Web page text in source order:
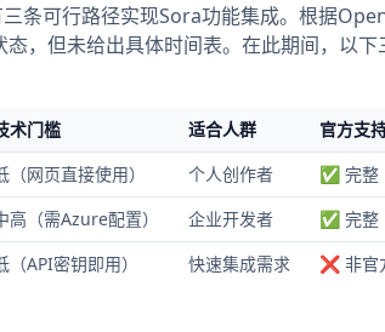
条可行路径实现Sora功能集成。根据
，但未给出具体时间表。在此期间，以下
术门槛 适合人群 官方支
（网页直接使用） 个人创作者 ✅ 完整
高（需Azure配置） 企业开发者 ✅ 完整
（API密钥即用） 快速集成需求 ❌ 非官